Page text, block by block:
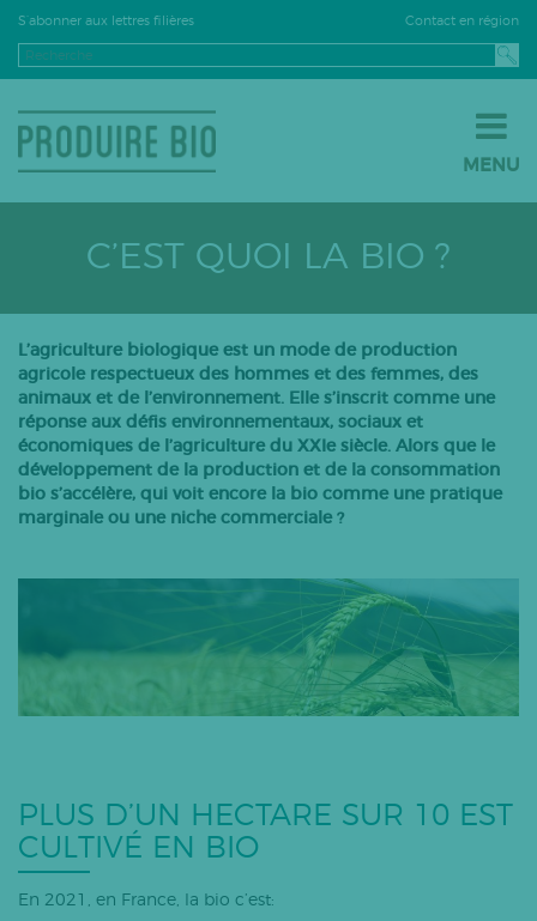
S’abonner aux lettres filières Contact en région
MENU
JE VENDS EN BIO
Grandes cultures
Légumes
Viticulture
PPAM
Bovins-ovins viande
Volailles
Tous les articles
C’EST QUOI LA BIO ?
L’agriculture biologique est un mode de production
agricole respectueux des hommes et des femmes, des
animaux et de l’environnement. Elle s’inscrit comme une
réponse aux défis environnementaux, sociaux et
économiques de l’agriculture du XXIe siècle. Alors que le
développement de la production et de la consommation
bio s’accélère, qui voit encore la bio comme une pratique
marginale ou une niche commerciale ?
PLUS D’UN HECTARE SUR 10 EST
CULTIVÉ EN BIO
En 2021, en France, la bio c’est: